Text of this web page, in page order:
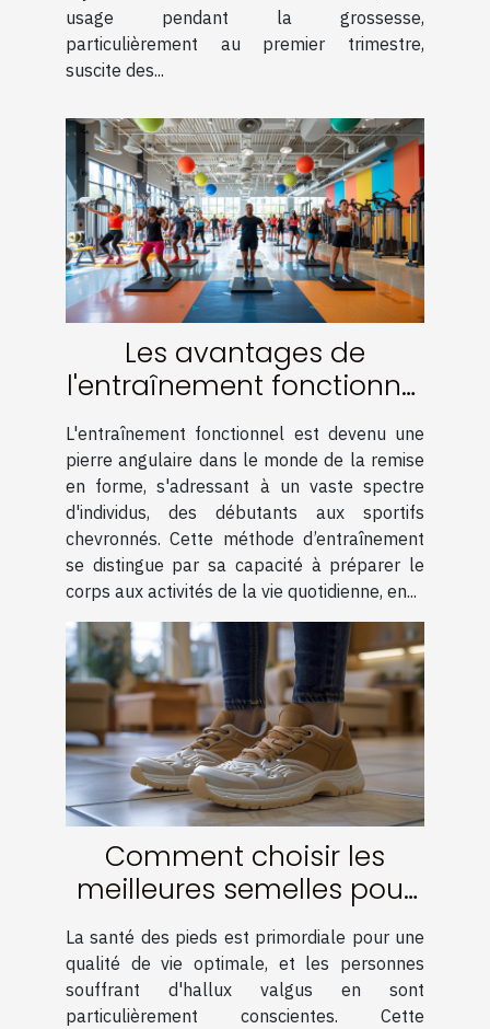
usage pendant la grossesse,
particulièrement au premier trimestre,
suscite des...
Les avantages de
l'entraînement fonctionnel
pour tous les niveaux
L'entraînement fonctionnel est devenu une
pierre angulaire dans le monde de la remise
en forme, s'adressant à un vaste spectre
d'individus, des débutants aux sportifs
chevronnés. Cette méthode d’entraînement
se distingue par sa capacité à préparer le
corps aux activités de la vie quotidienne, en...
Comment choisir les
meilleures semelles pour
soulager les hallux valgus
La santé des pieds est primordiale pour une
qualité de vie optimale, et les personnes
souffrant d'hallux valgus en sont
particulièrement conscientes. Cette